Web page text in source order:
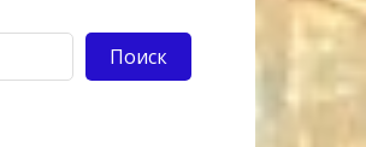
Поиск